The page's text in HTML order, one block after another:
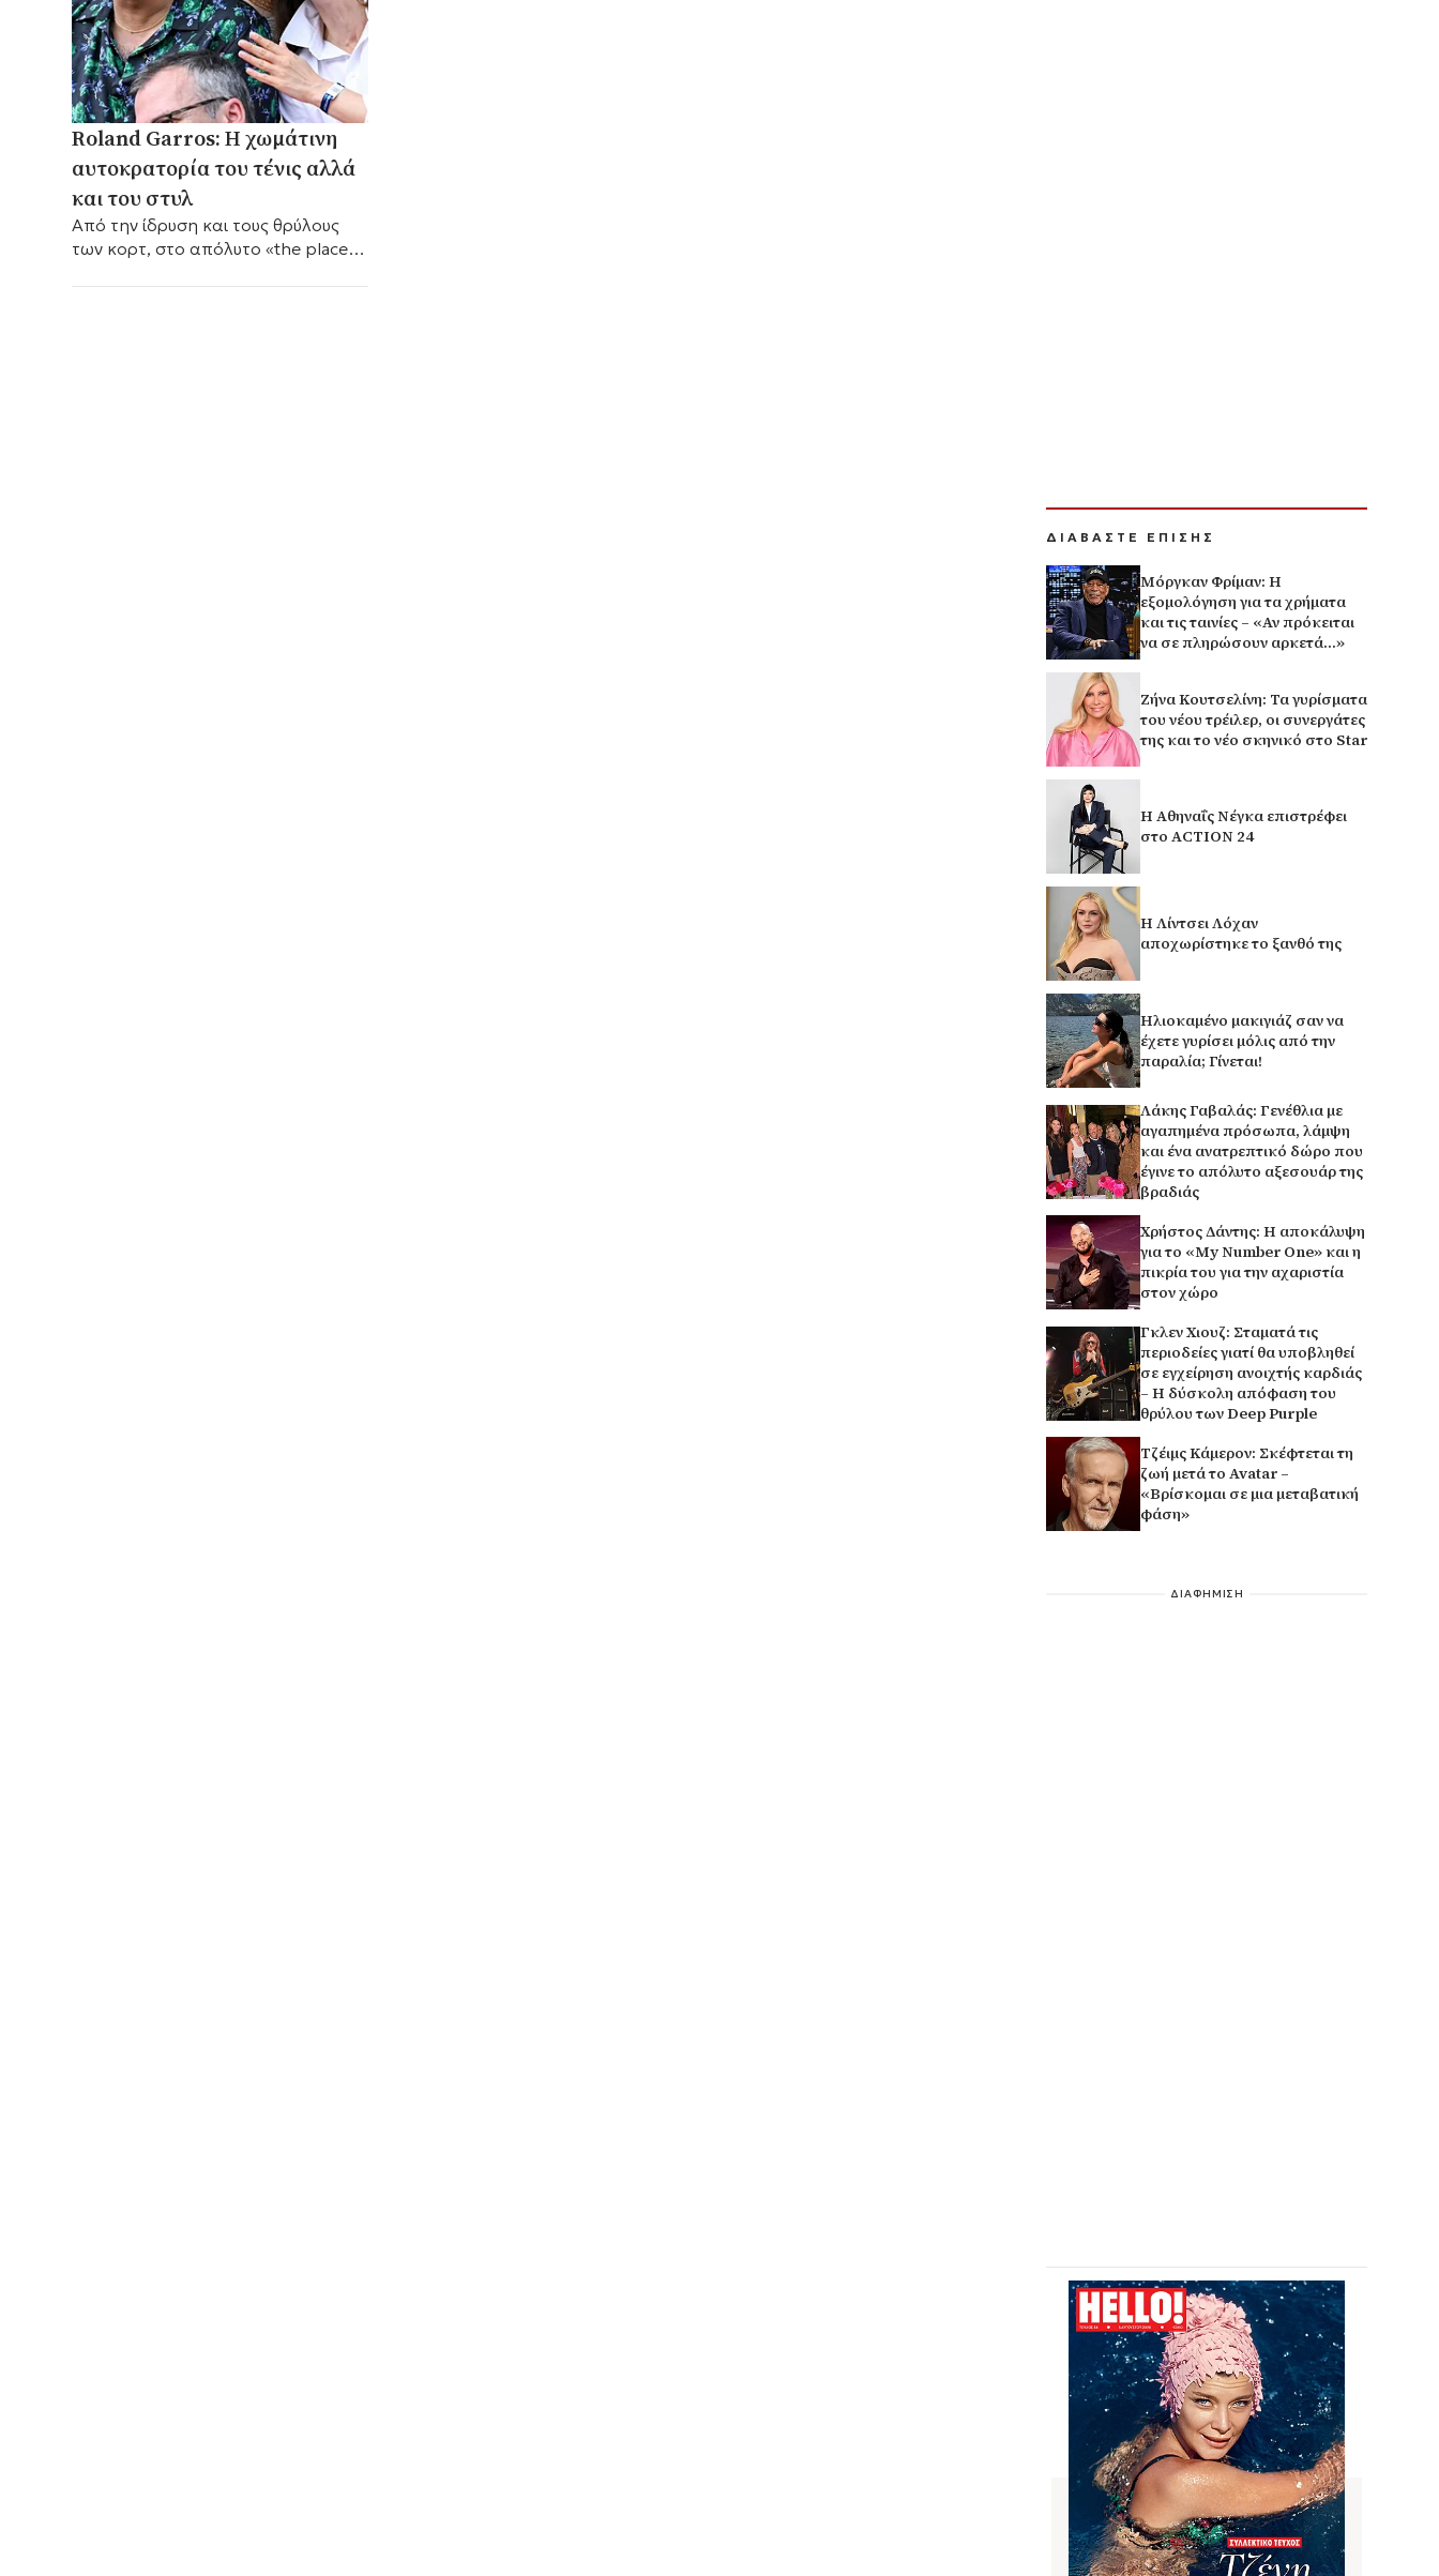
Roland Garros: Η χωμάτινη
αυτοκρατορία του τένις αλλά
και του στυλ
Από την ίδρυση και τους θρύλους
των κορτ, στο απόλυτο «the place
ΔΙΑΒΑΣΤΕ ΕΠΙΣΗΣ
Μόργκαν Φρίμαν: Η
εξομολόγηση για τα χρήματα
και τις ταινίες – «Αν πρόκειται
να σε πληρώσουν αρκετά…»
Ζήνα Κουτσελίνη: Τα γυρίσματα
του νέου τρέιλερ, οι συνεργάτες
της και το νέο σκηνικό στο Star
Η Αθηναΐς Νέγκα επιστρέφει
στο ACTION 24
Η Λίντσει Λόχαν
αποχωρίστηκε το ξανθό της
Ηλιοκαμένο μακιγιάζ σαν να
έχετε γυρίσει μόλις από την
παραλία; Γίνεται!
Λάκης Γαβαλάς: Γενέθλια με
αγαπημένα πρόσωπα, λάμψη
και ένα ανατρεπτικό δώρο που
έγινε το απόλυτο αξεσουάρ της
βραδιάς
Χρήστος Δάντης: Η αποκάλυψη
για το «My Number One» και η
πικρία του για την αχαριστία
στον χώρο
Γκλεν Χιουζ: Σταματά τις
περιοδείες γιατί θα υποβληθεί
σε εγχείρηση ανοιχτής καρδιάς
– Η δύσκολη απόφαση του
θρύλου των Deep Purple
Τζέιμς Κάμερον: Σκέφτεται τη
ζωή μετά το Avatar –
«Βρίσκομαι σε μια μεταβατική
φάση»
ΔΙΑΦΗΜΙΣΗ